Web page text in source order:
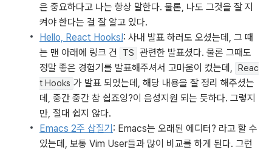
은 중요하다고 나는 항상 말한다. 물론, 나도 그것을 잘 지
켜야 한다는 걸 잘 알고 있다.
Hello, React Hooks!: 사내 발표 하러도 오셨는데, 그 때
는 맨 아래에 링크 건
TS 관련한 발표셨다. 물론 그때도
정말 좋은 경험기를 발표해주셔서 고마움이 컸는데,
Reac
t Hooks 가 발표 되었는데, 해당 내용을 잘 정리 해주셨는
데, 중간 중간 참 쉽죠잉?이 음성지원 되는 듯하다. 그렇지
만, 절대 쉽지 않다.
Emacs 2주 삽질기 : Emacs는 오래된 에디터? 라고 할 수
있는데, 보통 Vim User들과 많이 비교를 하게 된다. 그런